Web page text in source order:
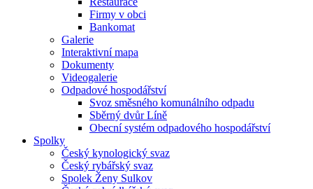
Firmy v obci
Bankomat
Galerie
Interaktivní mapa
Dokumenty
Videogalerie
Odpadové hospodářství
Svoz směsného komunálního odpadu
Sběrný dvůr Líně
Obecní systém odpadového hospodářství
Spolky
Český kynologický svaz
Český rybářský svaz
Spolek Ženy Sulkov